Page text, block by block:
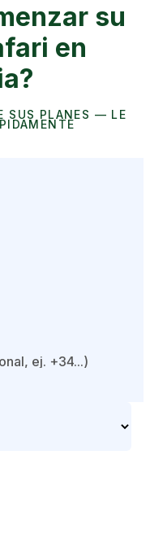
su
en
SUS PLANES — LE